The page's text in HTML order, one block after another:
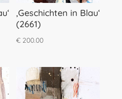
‚Geschichten in Blau‘
(2661)
€ 200.00